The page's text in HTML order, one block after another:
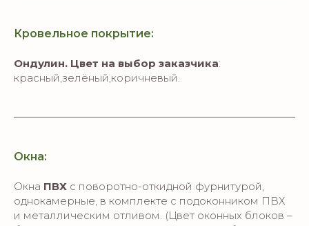
Кровельное покрытие:
Ондулин. Цвет на выбор заказчика:
красный,зелёный,коричневый.
Окна:
Окна ПВХ с поворотно-откидной фурнитурой,
однокамерные, в комплекте с подоконником ПВХ
и металлическим отливом. (Цвет оконных блоков –